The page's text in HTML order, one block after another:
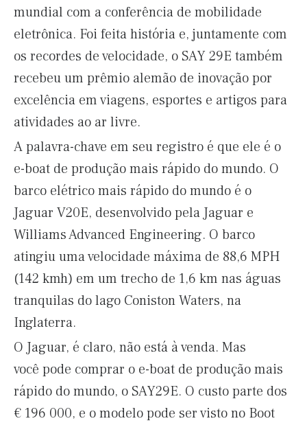
mundial com a conferência de mobilidade
eletrônica. Foi feita história e, juntamente com
os recordes de velocidade, o SAY 29E também
recebeu um prêmio alemão de inovação por
excelência em viagens, esportes e artigos para
atividades ao ar livre.
A palavra-chave em seu registro é que ele é o
e-boat de produção mais rápido do mundo. O
barco elétrico mais rápido do mundo é o
Jaguar V20E, desenvolvido pela Jaguar e
Williams Advanced Engineering. O barco
atingiu uma velocidade máxima de 88,6 MPH
(142 kmh) em um trecho de 1,6 km nas águas
tranquilas do lago Coniston Waters, na
Inglaterra.
O Jaguar, é claro, não está à venda. Mas
você pode comprar o e-boat de produção mais
rápido do mundo, o SAY29E. O custo parte dos
€ 196 000, e o modelo pode ser visto no Boot